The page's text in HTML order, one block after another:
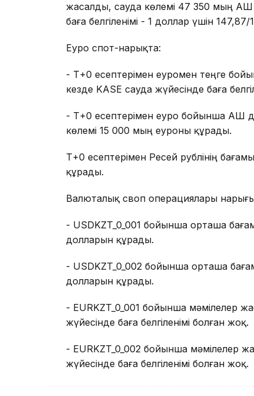
жасалды, сауда көлемі 47 350 мың
баға белгіленімі - 1 доллар үшін
Еуро спот-нарықта:
- Т+0 есептерімен еуромен теңге
кезде KASE сауда жүйесінде баға
- Т+0 есептерімен еуро бойынша АҚШ
көлемі 15 000 мың еуроны құрады.
Т+0 есептерімен Ресей рублінің
құрады.
Валюталық своп операциялары
- USDKZT_0_001 бойынша орташа
долларын құрады.
- USDKZT_0_002 бойынша орташа
долларын құрады.
- EURKZT_0_001 бойынша мәмілелер
жүйесінде баға белгіленімі болған жоқ.
- EURKZT_0_002 бойынша мәмілелер
жүйесінде баға белгіленімі болған жоқ.